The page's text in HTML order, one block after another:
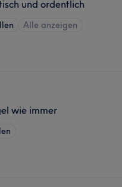
und ordentlich
Alle anzeigen
wie immer